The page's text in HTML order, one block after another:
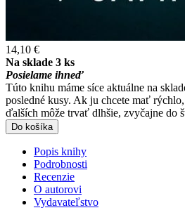
14,10 €
Na sklade 3 ks
Posielame ihneď
Túto knihu máme síce aktuálne na
posledné kusy. Ak ju chcete mať
ďalších môže trvať dlhšie, zvyčajne do
Do košíka
Popis knihy
Podrobnosti
Recenzie
O autorovi
Vydavateľstvo